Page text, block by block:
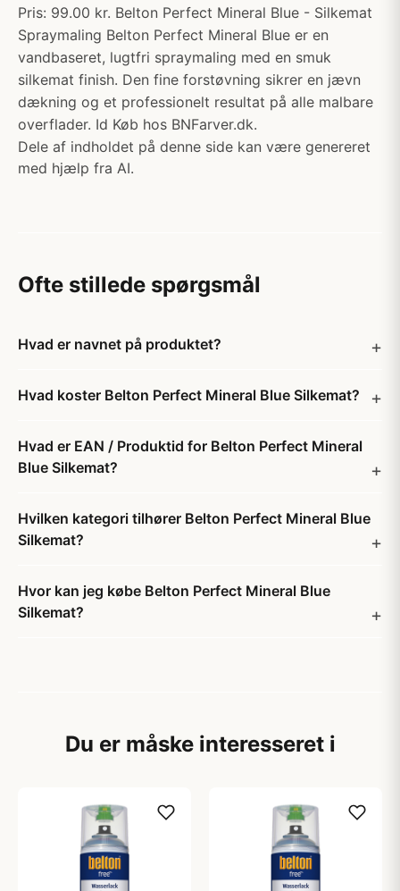
Pris: 99.00 kr. Belton Perfect Mineral Blue - Silkemat
Spraymaling Belton Perfect Mineral Blue er en
vandbaseret, lugtfri spraymaling med en smuk
silkemat finish. Den fine forstøvning sikrer en jævn
dækning og et professionelt resultat på alle malbare
overflader. Id Køb hos BNFarver.dk.
Dele af indholdet på denne side kan være genereret
med hjælp fra AI.
Ofte stillede spørgsmål
Hvad er navnet på produktet?
Hvad koster Belton Perfect Mineral Blue Silkemat?
Hvad er EAN / Produktid for Belton Perfect Mineral
Blue Silkemat?
Hvilken kategori tilhører Belton Perfect Mineral Blue
Silkemat?
Hvor kan jeg købe Belton Perfect Mineral Blue
Silkemat?
Du er måske interesseret i